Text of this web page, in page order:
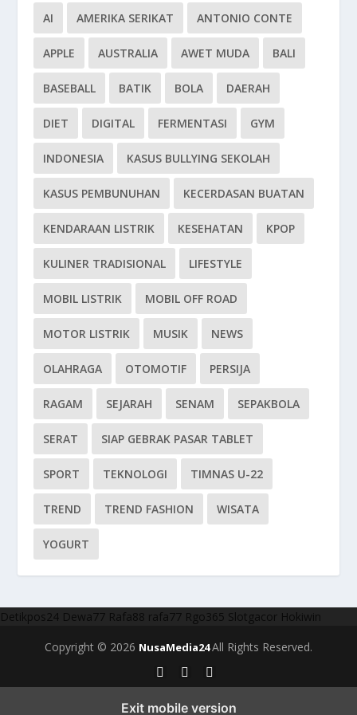
AI AMERIKA SERIKAT ANTONIO CONTE
APPLE AUSTRALIA AWET MUDA BALI
BASEBALL BATIK BOLA DAERAH
DIET DIGITAL FERMENTASI GYM
INDONESIA KASUS BULLYING SEKOLAH
KASUS PEMBUNUHAN KECERDASAN BUATAN
KENDARAAN LISTRIK KESEHATAN KPOP
KULINER TRADISIONAL LIFESTYLE
MOBIL LISTRIK MOBIL OFF ROAD
MOTOR LISTRIK MUSIK NEWS
OLAHRAGA OTOMOTIF PERSIJA
RAGAM SEJARAH SENAM SEPAKBOLA
SERAT SIAP GEBRAK PASAR TABLET
SPORT TEKNOLOGI TIMNAS U-22
TREND TREND FASHION WISATA
YOGURT
Detikpos24 Dewa77 Rafa88 rafa77 Rgo365 Slotgacor Hokiwin
Copyright © 2026 NusaMedia24All Rights Reserved.
Exit mobile version